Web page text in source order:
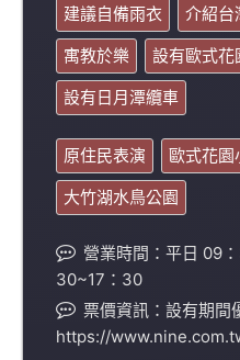
建議自備雨衣
介紹台
寓教於樂
設有歐式花
設有日月潭纜車
原住民表演 歐式花園
大竹湖水鳥公園
營業時間：平日 09
30~17：30
票價資訊：設有期間
https://